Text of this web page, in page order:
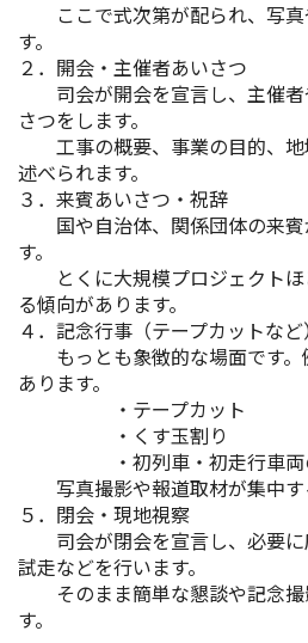
ここで式次第が配られ、写真
す。
２．開会・主催者あいさつ
司会が開会を宣言し、主催
さつをします。
工事の概要、事業の目的、地
述べられます。
３．来賓あいさつ・祝辞
国や自治体、関係団体の来
す。
とくに大規模プロジェクトほ
る傾向があります。
４．記念行事（テープカットなど）
もっとも象徴的な場面です
あります。
・テープカット
・くす玉割り
・初列車・初走行車両の
写真撮影や報道取材が集中す
５．閉会・現地視察
司会が閉会を宣言し、必要
試走などを行います。
そのまま簡単な懇談や記念撮
す。